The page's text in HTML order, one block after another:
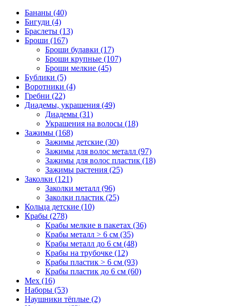
Бананы (40)
Бигуди (4)
Браслеты (13)
Броши (167)
Броши булавки (17)
Броши крупные (107)
Броши мелкие (45)
Бублики (5)
Воротники (4)
Гребни (22)
Диадемы, украшения (49)
Диадемы (31)
Украшения на волосы (18)
Зажимы (168)
Зажимы детские (30)
Зажимы для волос металл (97)
Зажимы для волос пластик (18)
Зажимы растения (25)
Заколки (121)
Заколки металл (96)
Заколки пластик (25)
Кольца детские (10)
Крабы (278)
Крабы мелкие в пакетах (36)
Крабы металл > 6 см (35)
Крабы металл до 6 см (48)
Крабы на трубочке (12)
Крабы пластик > 6 см (93)
Крабы пластик до 6 см (60)
Мех (16)
Наборы (53)
Наушники тёплые (2)